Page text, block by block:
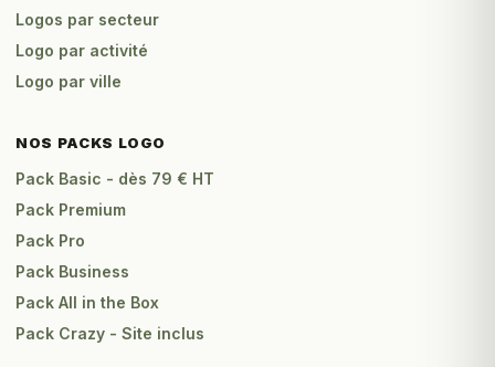
Logos par secteur
Logo par activité
Logo par ville
NOS PACKS LOGO
Pack Basic - dès 79 € HT
Pack Premium
Pack Pro
Pack Business
Pack All in the Box
Pack Crazy - Site inclus